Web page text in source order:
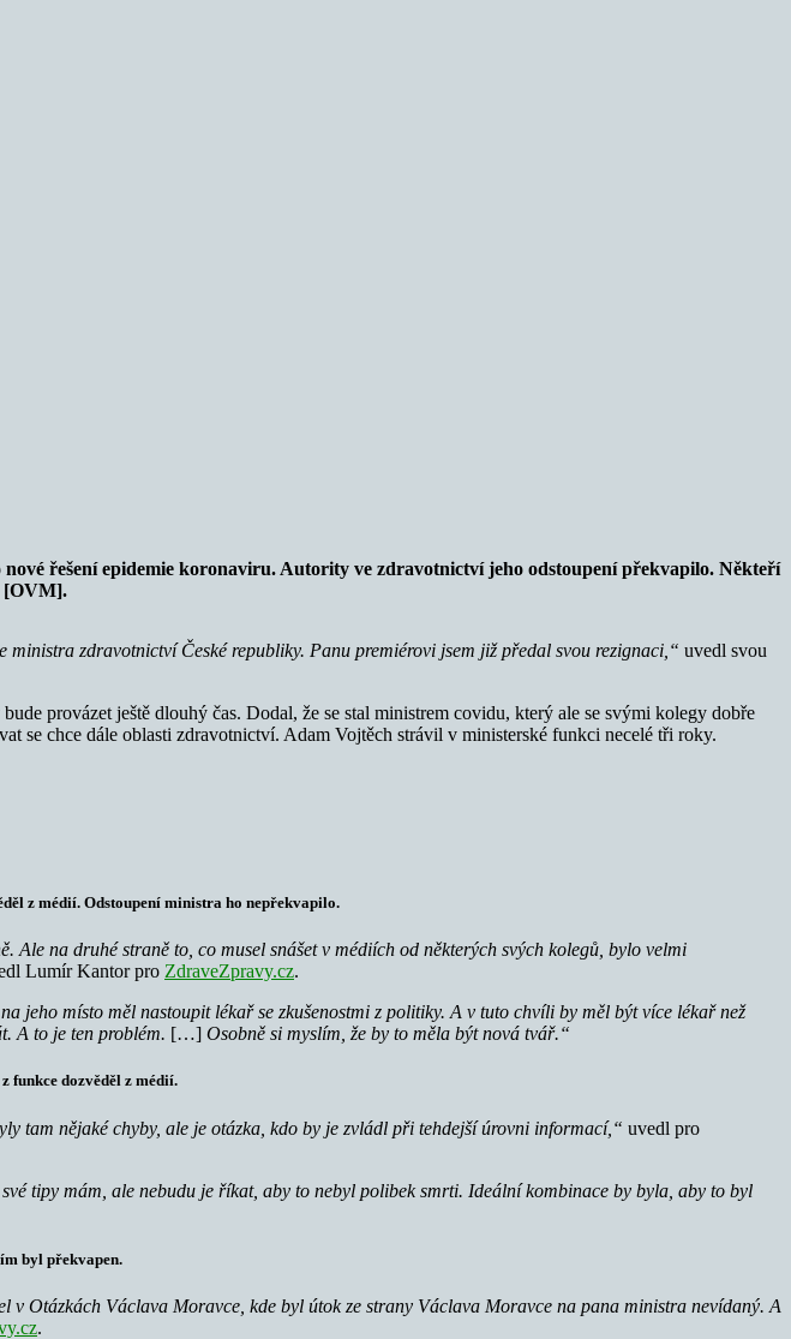
řešení epidemie koronaviru. Autority ve zdravotnictví jeho odstoupení překvapilo. Někteří
[OVM].
ministra zdravotnictví České republiky. Panu premiérovi jsem již předal svou rezignaci,“ uvedl svou
provázet ještě dlouhý čas. Dodal, že se stal ministrem covidu, který ale se svými kolegy dobře
se chce dále oblasti zdravotnictví. Adam Vojtěch strávil v ministerské funkci necelé tři roky.
z médií. Odstoupení ministra ho nepřekvapilo.
Ale na druhé straně to, co musel snášet v médiích od některých svých kolegů, bylo velmi
Lumír Kantor pro ZdraveZpravy.cz.
na jeho místo měl nastoupit lékař se zkušenostmi z politiky. A v tuto chvíli by měl být více lékař než
A to je ten problém. […] Osobně si myslím, že by to měla být nová tvář.“
funkce dozvěděl z médií.
tam nějaké chyby, ale je otázka, kdo by je zvládl při tehdejší úrovni informací,“ uvedl pro
tipy mám, ale nebudu je říkat, aby to nebyl polibek smrti. Ideální kombinace by byla, aby to byl
byl překvapen.
Otázkách Václava Moravce, kde byl útok ze strany Václava Moravce na pana ministra nevídaný. A
.